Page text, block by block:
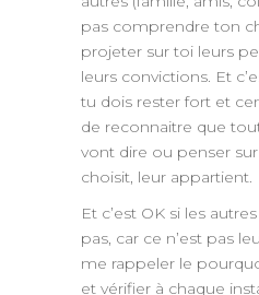
pas comprendre ton
projeter sur toi leurs
leurs convictions. Et
tu dois rester fort et
de reconnaitre que
vont dire ou penser
choisit, leur appartient.
Et c’est OK si les
pas, car ce n’est pas
me rappeler le
et vérifier à chaque